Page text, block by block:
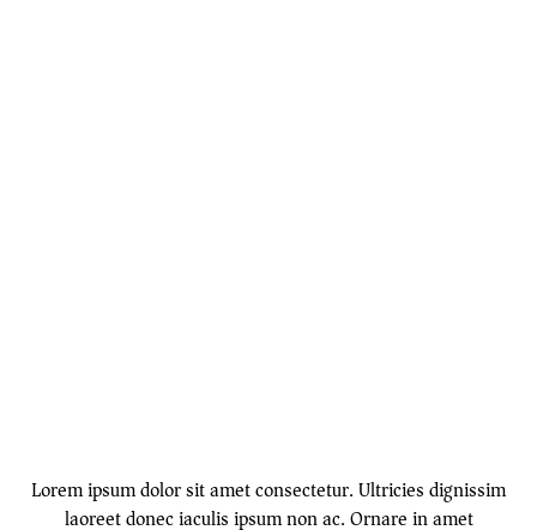
Lorem ipsum dolor sit amet consectetur. Ultricies dignissim
laoreet donec iaculis ipsum non ac. Ornare in amet